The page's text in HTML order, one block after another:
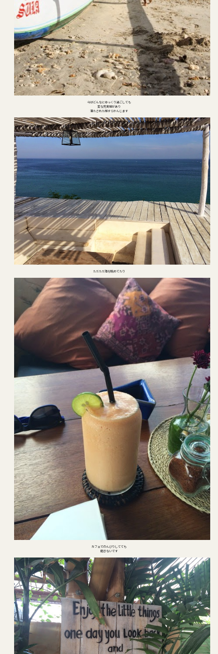
今はどんなにゆっくり過ごしても
変な充実感があり
満たされた感すらかんじます
ただただ海を眺めてたり
カフェでのんびりしてても
飽きないです